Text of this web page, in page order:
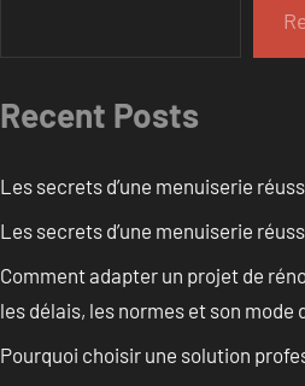
Recent Posts
Les secrets d’une menuiserie
Les secrets d’une menuiserie
Comment adapter un projet de
les délais, les normes et son mode
Pourquoi choisir une solution